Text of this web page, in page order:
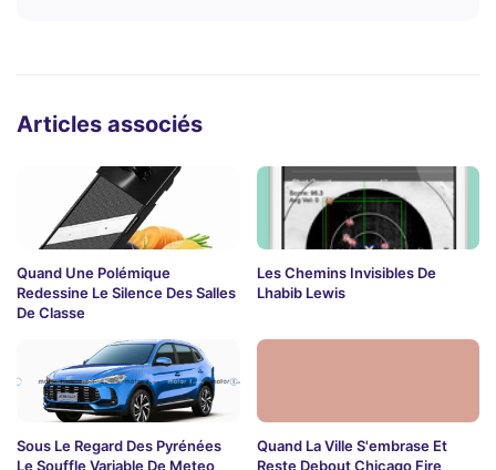
Articles associés
Quand Une Polémique
Redessine Le Silence Des Salles
De Classe
Les Chemins Invisibles De
Lhabib Lewis
Sous Le Regard Des Pyrénées
Le Souffle Variable De Meteo
Quand La Ville S'embrase Et
Reste Debout Chicago Fire